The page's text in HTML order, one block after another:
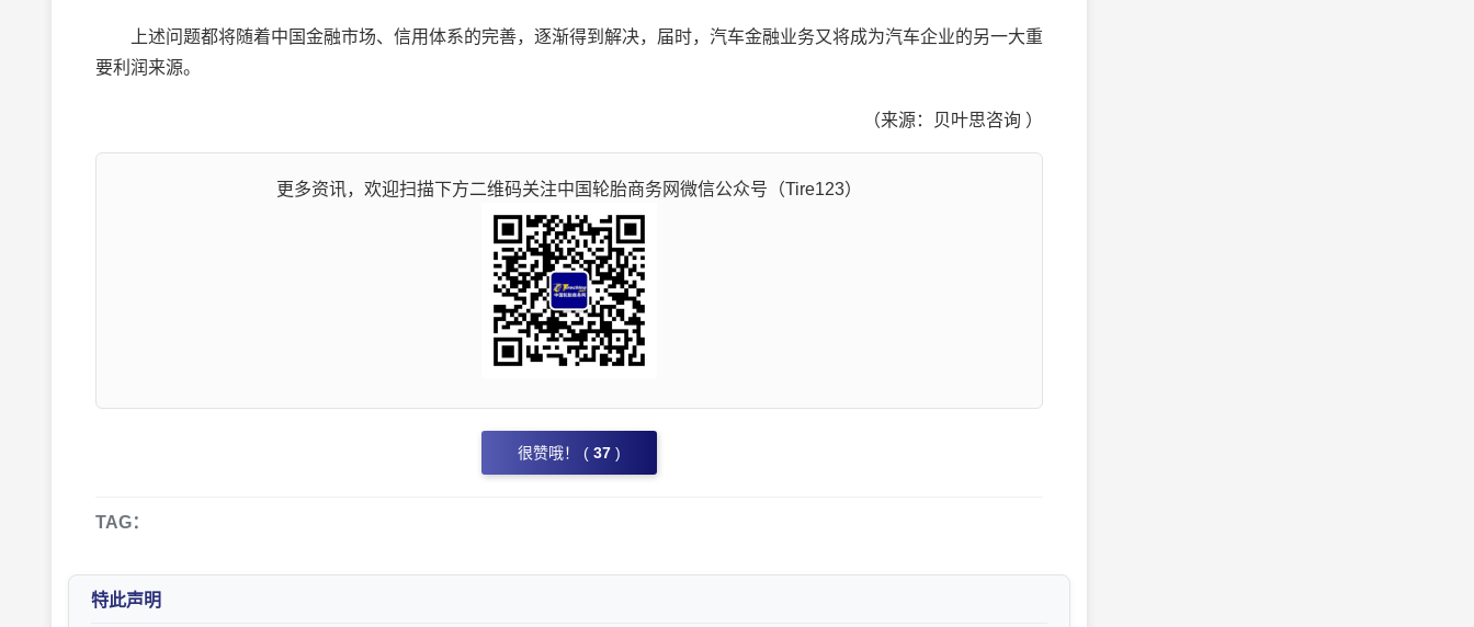
上述问题都将随着中国金融市场、信用体系的完善，逐渐得到解决，届时，汽车金融业务又将成为汽车企业的另一大重
要利润来源。
（来源：贝叶思咨询 ）
更多资讯，欢迎扫描下方二维码关注中国轮胎商务网微信公众号（Tire123）
很赞哦！ ( 37 )
TAG：
特此声明